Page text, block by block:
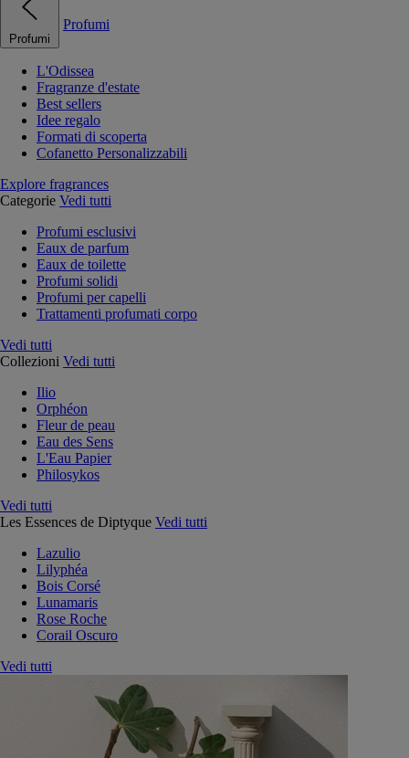
Profumi
Profumi
L'Odissea
Fragranze d'estate
Best sellers
Idee regalo
Formati di scoperta
Cofanetto Personalizzabili
Explore fragrances
Categorie Vedi tutti
Profumi esclusivi
Eaux de parfum
Eaux de toilette
Profumi solidi
Profumi per capelli
Trattamenti profumati corpo
Vedi tutti
Collezioni Vedi tutti
Ilio
Orphéon
Fleur de peau
Eau des Sens
L'Eau Papier
Philosykos
Vedi tutti
Les Essences de Diptyque Vedi tutti
Lazulio
Lilyphéa
Bois Corsé
Lunamaris
Rose Roche
Corail Oscuro
Vedi tutti